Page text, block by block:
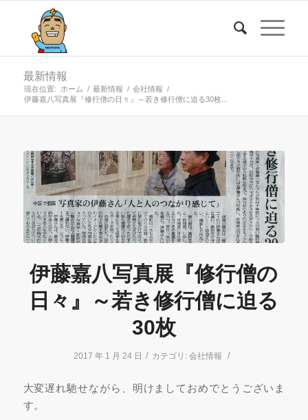
最新情報
現在位置: ホーム / 最新情報 / 会社情報 /
伊藤嘉八写真展『修行僧の日々』～若き修行僧に迫る30枚...
伊藤嘉八写真展『修行僧の
日々』～若き修行僧に迫る
30枚
2017 年 1 月 24 日 / カテゴリ:会社情報 /
大変遅れ馳せながら、明けましておめでとうございま
す。